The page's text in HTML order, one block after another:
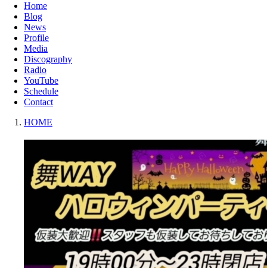
Home
Blog
News
Profile
Media
Discography
Radio
YouTube
Schedule
Contact
HOME